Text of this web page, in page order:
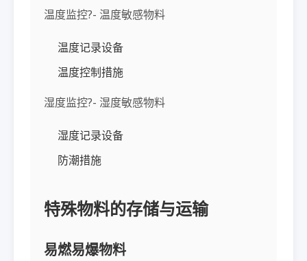
温度监控?- 温度敏感物料
温度记录设备
温度控制措施
湿度监控?- 湿度敏感物料
湿度记录设备
防潮措施
特殊物料的存储与运输
易燃易爆物料